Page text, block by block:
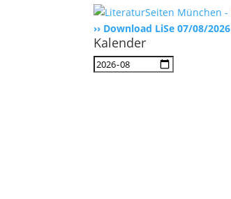
›› Download LiSe 07/08/2026
Kalender